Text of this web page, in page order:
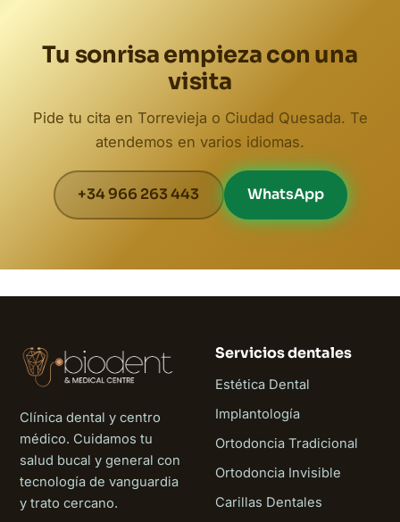
Tu sonrisa empieza con una
visita
Pide tu cita en Torrevieja o Ciudad Quesada. Te
atendemos en varios idiomas.
+34 966 263 443 WhatsApp
Clínica dental y centro
médico. Cuidamos tu
salud bucal y general con
tecnología de vanguardia
y trato cercano.
Servicios dentales
Estética Dental
Implantología
Ortodoncia Tradicional
Ortodoncia Invisible
Carillas Dentales